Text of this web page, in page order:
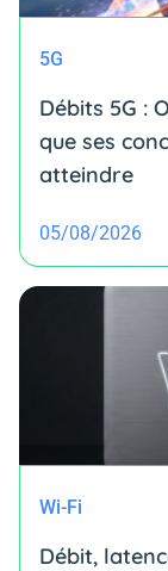
5G
Débits 5G :
que ses
atteindre
05/08/2026
Wi-Fi
Débit,